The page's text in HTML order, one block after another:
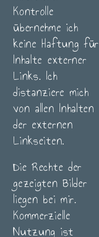
Kontrolle
übernehme ich
keine Haftung für
Inhalte externer
Links. Ich
distanziere mich
von allen Inhalten
der externen
Linkseiten.
Die Rechte der
gezeigten Bilder
liegen bei mir.
Kommerzielle
Nutzung ist